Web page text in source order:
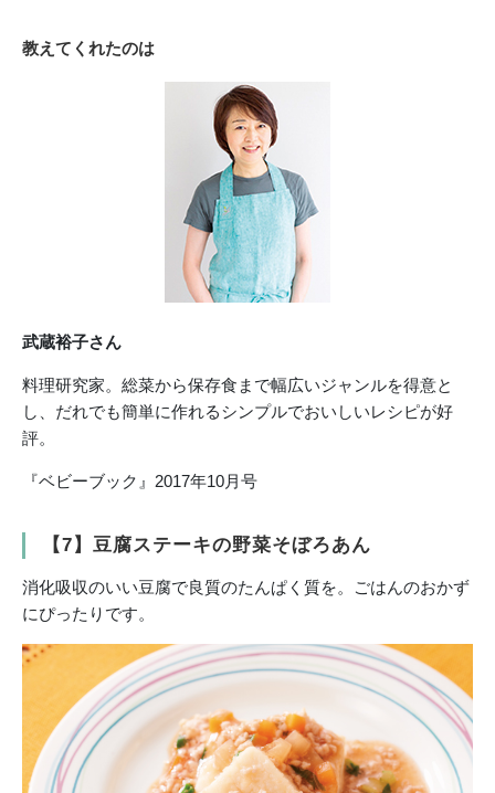
教えてくれたのは
武蔵裕子さん
料理研究家。総菜から保存食まで幅広いジャンルを得意と
し、だれでも簡単に作れるシンプルでおいしいレシピが好
評。
『ベビーブック』2017年10月号
【7】豆腐ステーキの野菜そぼろあん
消化吸収のいい豆腐で良質のたんぱく質を。ごはんのおかず
にぴったりです。